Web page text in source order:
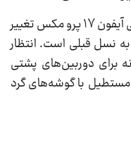
گزارش‌ها حاکی از آن است که طراحی کلی آیفون 17 پرو مکس تغییر
نسل قبلی است. انتظار
برای دوربین‌های پشتی
مستطیل با گوشه‌های گرد